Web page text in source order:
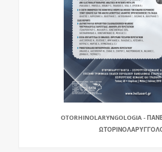
OTORHINOLARYNGOLOGIA -